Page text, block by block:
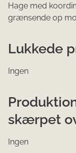
Hage med
grænsende op
Lukkede
Ingen
skærpet
Ingen